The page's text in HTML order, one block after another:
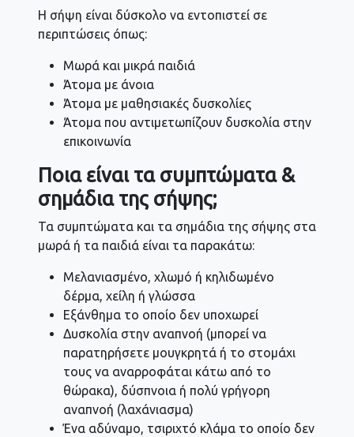
Η σήψη είναι δύσκολο να εντοπιστεί σε
περιπτώσεις όπως:
Μωρά και μικρά παιδιά
Άτομα με άνοια
Άτομα με μαθησιακές δυσκολίες
Άτομα που αντιμετωπίζουν δυσκολία στην
επικοινωνία
Ποια είναι τα συμπτώματα &
σημάδια της σήψης;
Τα συμπτώματα και τα σημάδια της σήψης στα
μωρά ή τα παιδιά είναι τα παρακάτω:
Μελανιασμένο, χλωμό ή κηλιδωμένο
δέρμα, χείλη ή γλώσσα
Εξάνθημα το οποίο δεν υποχωρεί
Δυσκολία στην αναπνοή (μπορεί να
παρατηρήσετε μουγκρητά ή το στομάχι
τους να αναρροφάται κάτω από το
θώρακα), δύσπνοια ή πολύ γρήγορη
αναπνοή (λαχάνιασμα)
Ένα αδύναμο, τσιριχτό κλάμα το οποίο δεν